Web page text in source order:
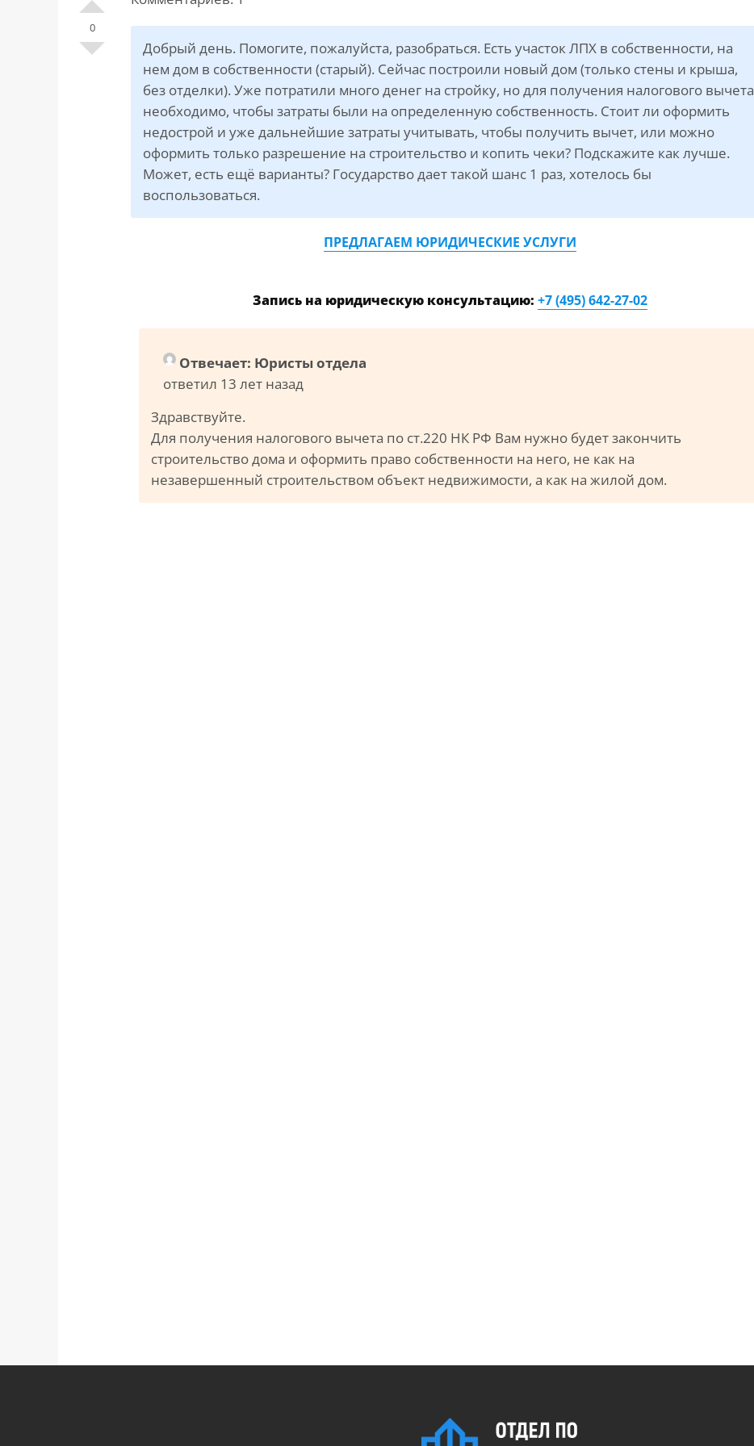
Контакты
г. Москва, ст. м. «Марксистская», ул.
Марксистская, д. 3, стр. 1
kmsud@yandex.ru
+7 (495) 642-27-02
+7 (936) 281-45-11
+7 (901) 511-80-52
0
Добрый день. Помогите, пожалуйста, разобраться. Есть участок ЛПХ в собственности, на
нем дом в собственности (старый). Сейчас построили новый дом (только стены и крыша,
без отделки). Уже потратили много денег на стройку, но для получения налогового вычета
необходимо, чтобы затраты были на определенную собственность. Стоит ли оформить
недострой и уже дальнейшие затраты учитывать, чтобы получить вычет, или можно
оформить только разрешение на строительство и копить чеки? Подскажите как лучше.
Может, есть ещё варианты? Государство дает такой шанс 1 раз, хотелось бы
воспользоваться.
ПРЕДЛАГАЕМ ЮРИДИЧЕСКИЕ УСЛУГИ
Запись на юридическую консультацию: +7 (495) 642-27-02
Отвечает: Юристы отдела
ответил 13 лет назад
Здравствуйте.
Для получения налогового вычета по ст.220 НК РФ Вам нужно будет закончить
строительство дома и оформить право собственности на него, не как на
незавершенный строительством объект недвижимости, а как на жилой дом.